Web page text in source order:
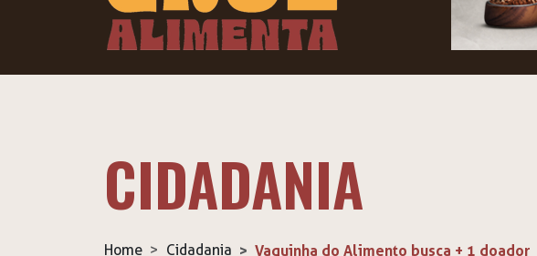
CIDADANIA
Home Cidadania Vaquinha do Alimento busca + 1 doador